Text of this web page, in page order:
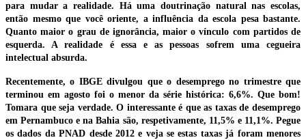
para mudar a realidade. Há uma doutrinação natural nas escolas,
então mesmo que você oriente, a influência da escola pesa bastante.
Quanto maior o grau de ignorância, maior o vínculo com partidos de
esquerda. A realidade é essa e as pessoas sofrem uma cegueira
intelectual absurda.
Recentemente, o IBGE divulgou que o desemprego no trimestre que
terminou em agosto foi o menor da série histórica: 6,6%. Que bom!
Tomara que seja verdade. O interessante é que as taxas de desemprego
em Pernambuco e na Bahia são, respetivamente, 11,5% e 11,1%. Pegue
os dados da PNAD desde 2012 e veja se estas taxas já foram menores